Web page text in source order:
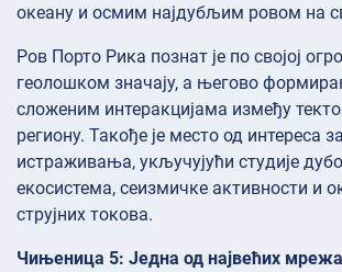
океану и осмим најдубљим ровом на
Ров Порто Рика познат је по својој
геолошком значају, а његово
сложеним интеракцијама између
региону. Такође је место од интереса
истраживања, укључујући студије
екосистема, сеизмичке активности и
струјних токова.
Чињеница 5: Једна од највећих